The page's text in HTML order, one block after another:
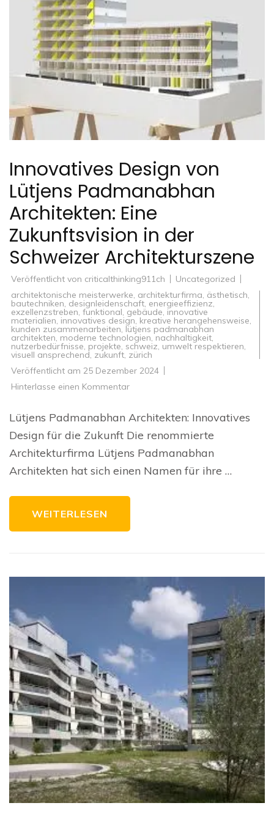
Innovatives Design von
Lütjens Padmanabhan
Architekten: Eine
Zukunftsvision in der
Schweizer Architekturszene
Veröffentlicht von criticalthinking911ch
Uncategorized
architektonische meisterwerke, architekturfirma, ästhetisch,
bautechniken, designleidenschaft, energieeffizienz,
exzellenzstreben, funktional, gebäude, innovative
materialien, innovatives design, kreative herangehensweise,
kunden zusammenarbeiten, lütjens padmanabhan
architekten, moderne technologien,nachhaltigkeit,
nutzerbedürfnisse, projekte, schweiz, umwelt respektieren,
visuell ansprechend, zukunft, zürich
Veröffentlicht am 25 Dezember 2024
Hinterlasse einen Kommentarzu
von
Lütjens
Architekten:
Zukunftsvision
der
Lütjens Padmanabhan Architekten: Innovatives
Design für die Zukunft Die renommierte
Architekturfirma Lütjens Padmanabhan
Architekten hat sich einen Namen für ihre …
WEITERLESEN